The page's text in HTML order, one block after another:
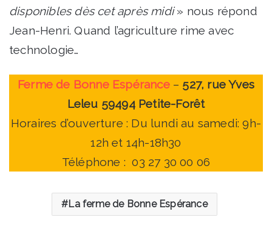
disponibles dès cet après midi» nous répond
Jean-Henri. Quand l’agriculture rime avec
technologie…
Ferme de Bonne Espérance– 527, rue Yves
Leleu 59494 Petite-Forêt
Horaires d’ouverture : Du lundi au samedi: 9h-
12h et 14h-18h30
Téléphone : 03 27 30 00 06
La ferme de Bonne Espérance